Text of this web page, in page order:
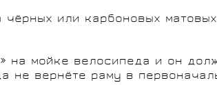
чёрных или карбоновых
на мойке велосипеда и он
не вернёте раму в